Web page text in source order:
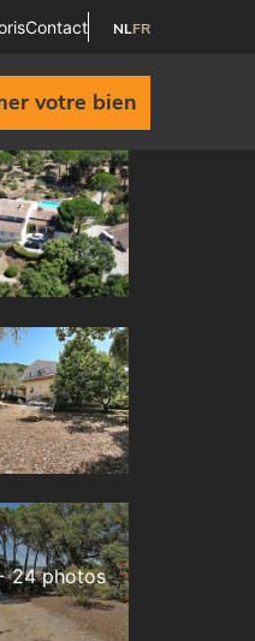
Contact NLFR
votre bien
24photos